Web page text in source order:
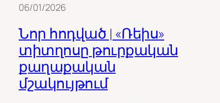
06/01/2026
Նոր հոդված | «Ռեիս»
տիտղոսը թուրքական
քաղաքական
մշակույթում